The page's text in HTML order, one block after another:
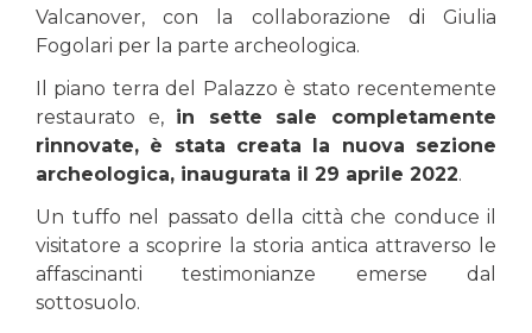
Valcanover, con la collaborazione di Giulia
Fogolari per la parte archeologica.
Il piano terra del Palazzo è stato recentemente
restaurato e, in sette sale completamente
rinnovate, è stata creata la nuova sezione
archeologica, inaugurata il 29 aprile 2022.
Un tuffo nel passato della città che conduce il
visitatore a scoprire la storia antica attraverso le
affascinanti testimonianze emerse dal
sottosuolo.